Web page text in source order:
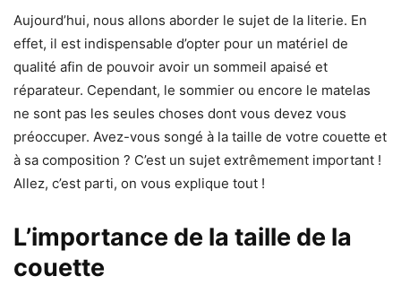
Aujourd’hui, nous allons aborder le sujet de la literie. En
effet, il est indispensable d’opter pour un matériel de
qualité afin de pouvoir avoir un sommeil apaisé et
réparateur. Cependant, le sommier ou encore le matelas
ne sont pas les seules choses dont vous devez vous
préoccuper. Avez-vous songé à la taille de votre couette et
à sa composition ? C’est un sujet extrêmement important !
Allez, c’est parti, on vous explique tout !
L’importance de la taille de la
couette